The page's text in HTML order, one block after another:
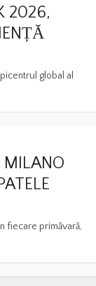
2026,
global al
MILANO
fiecare primăvară,